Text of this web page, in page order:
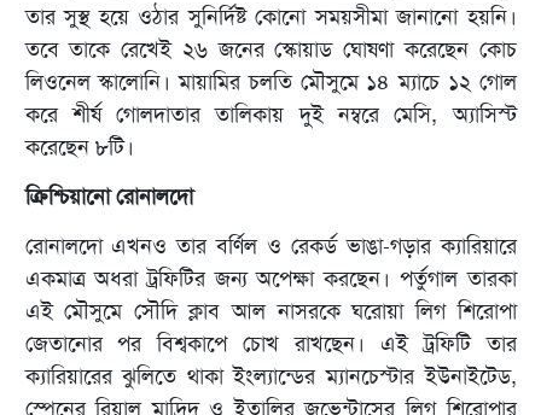
তার সুস্থ হয়ে ওঠার সুনির্দিষ্ট কোনো সময়সীমা জানানো হয়নি।
তবে তাকে রেখেই ২৬ জনের স্কোয়াড ঘোষণা করেছেন কোচ
লিওনেল স্কালোনি। মায়ামির চলতি মৌসুমে ১৪ ম্যাচে ১২ গোল
করে শীর্ষ গোলদাতার তালিকায় দুই নম্বরে মেসি, অ্যাসিস্ট
করেছেন ৮টি।
ক্রিশ্চিয়ানো রোনালদো
রোনালদো এখনও তার বর্ণিল ও রেকর্ড ভাঙা-গড়ার ক্যারিয়ারে
একমাত্র অধরা ট্রফিটির জন্য অপেক্ষা করছেন। পর্তুগাল তারকা
এই মৌসুমে সৌদি ক্লাব আল নাসরকে ঘরোয়া লিগ শিরোপা
জেতানোর পর বিশ্বকাপে চোখ রাখছেন। এই ট্রফিটি তার
ক্যারিয়ারের ঝুলিতে থাকা ইংল্যান্ডের ম্যানচেস্টার ইউনাইটেড,
স্পেনের রিয়াল মাদ্রিদ ও ইতালির জুভেন্টাসের লিগ শিরোপার